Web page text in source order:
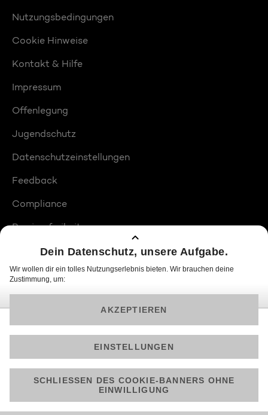
Nutzungsbedingungen
Cookie Hinweise
Kontakt & Hilfe
Impressum
Offenlegung
Jugendschutz
Datenschutzeinstellungen
Feedback
Compliance
Barrierefreiheit
Produktplatzierungen